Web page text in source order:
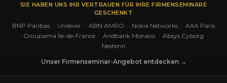
SIE HABEN UNS IHR VERTRAUEN FÜR IHRE FIRMENSEMINARE
GESCHENKT
BNP Paribas · Unilever · ABN AMRO · Nokia Networks · AXA Paris
· Groupama Île-de-France · Andbank Monaco · Absys Cyborg ·
Nestenn
Unser Firmenseminar-Angebot entdecken →